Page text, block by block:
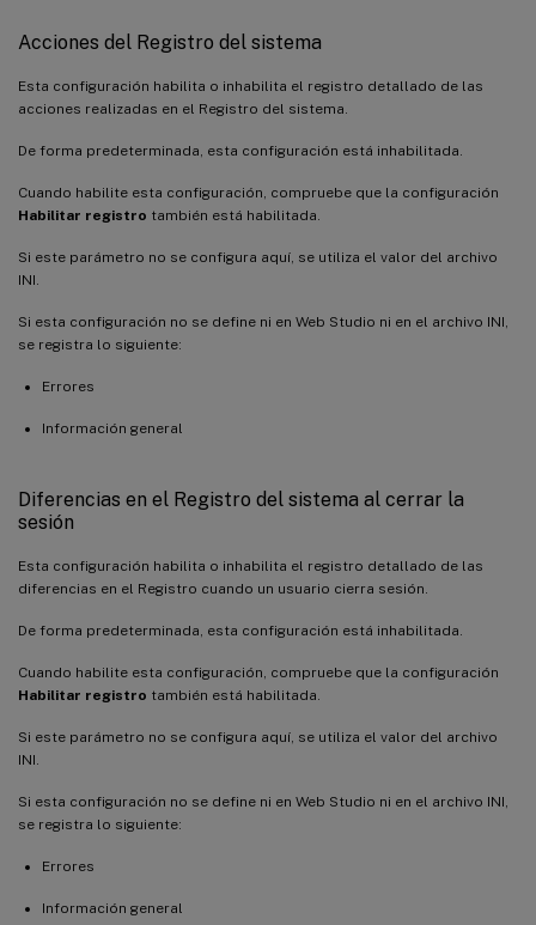
Acciones del Registro del sistema
Esta configuración habilita o inhabilita el registro detallado de las
acciones realizadas en el Registro del sistema.
De forma predeterminada, esta configuración está inhabilitada.
Cuando habilite esta configuración, compruebe que la configuración
Habilitar registro también está habilitada.
Si este parámetro no se configura aquí, se utiliza el valor del archivo
INI.
Si esta configuración no se define ni en Web Studio ni en el archivo INI,
se registra lo siguiente:
Errores
Información general
Diferencias en el Registro del sistema al cerrar la
sesión
Esta configuración habilita o inhabilita el registro detallado de las
diferencias en el Registro cuando un usuario cierra sesión.
De forma predeterminada, esta configuración está inhabilitada.
Cuando habilite esta configuración, compruebe que la configuración
Habilitar registro también está habilitada.
Si este parámetro no se configura aquí, se utiliza el valor del archivo
INI.
Si esta configuración no se define ni en Web Studio ni en el archivo INI,
se registra lo siguiente:
Errores
Información general